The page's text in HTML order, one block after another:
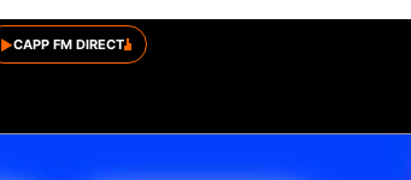
▶CAPP FM DIRECT